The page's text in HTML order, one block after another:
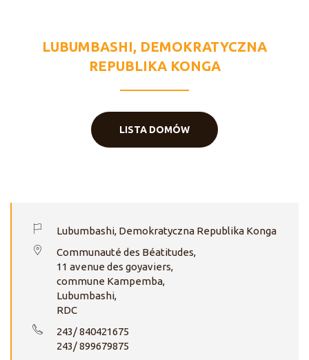
LUBUMBASHI, DEMOKRATYCZNA
REPUBLIKA KONGA
LISTA DOMÓW
Lubumbashi, Demokratyczna Republika Konga
Communauté des Béatitudes,
11 avenue des goyaviers,
commune Kampemba,
Lubumbashi,
RDC
243/ 840421675
243/ 899679875